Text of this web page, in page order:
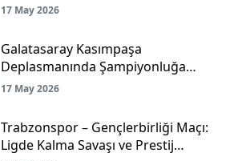
17 May 2026
Galatasaray Kasımpaşa
Deplasmanında Şampiyonluğa
Koşuyor!
17 May 2026
Trabzonspor – Gençlerbirliği Maçı:
Ligde Kalma Savaşı ve Prestij